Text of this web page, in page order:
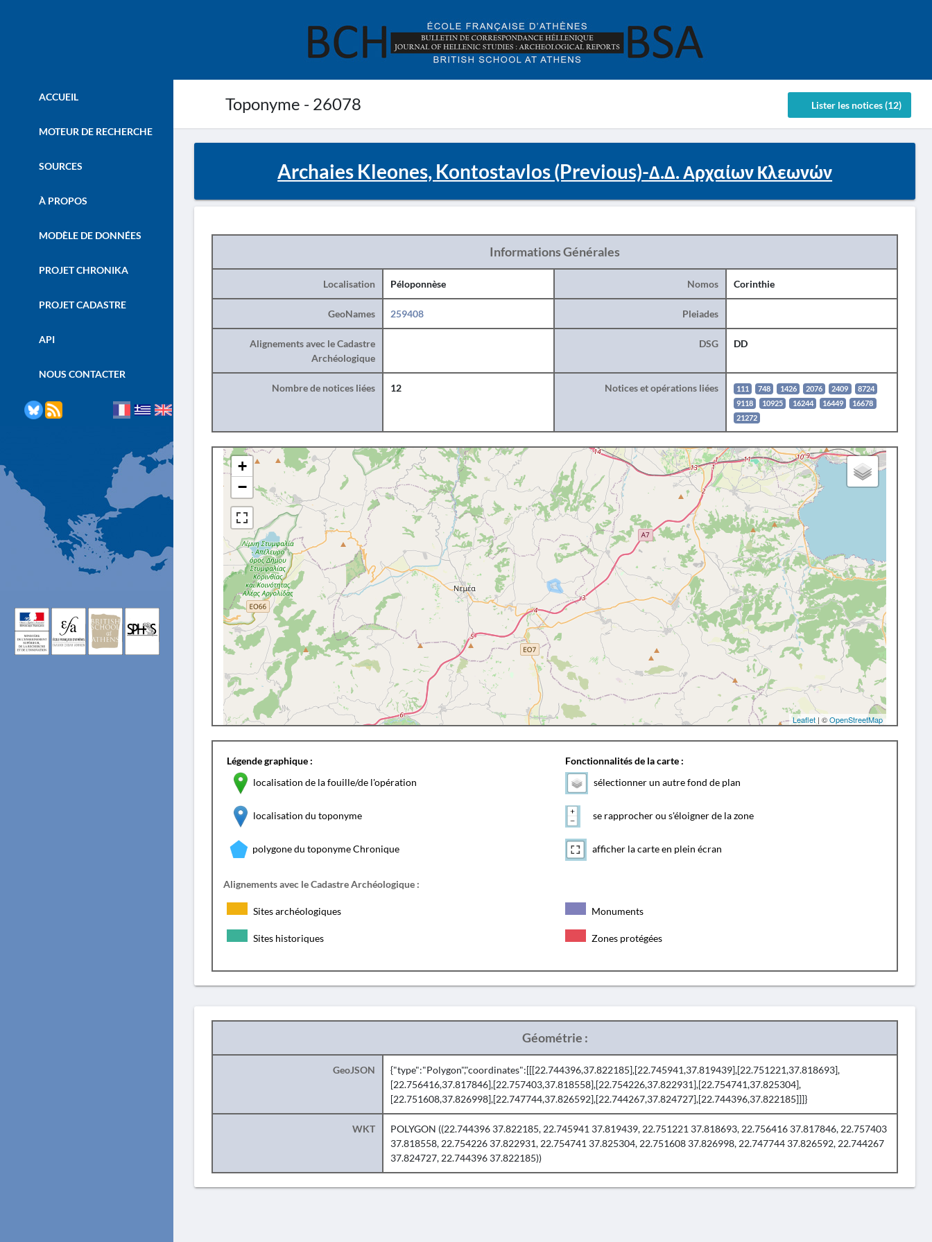
Toponyme - 26078 Lister les notices (12)
ACCUEIL
MOTEUR DE RECHERCHE
SOURCES
À PROPOS
MODÈLE DE DONNÉES
PROJET CHRONIKA
PROJET CADASTRE
API
NOUS CONTACTER
Archaies Kleones, Kontostavlos (Previous)-Δ.Δ. Αρχαίων Κλεωνών
Informations Générales
Localisation Péloponnèse Nomos Corinthie
GeoNames 259408 Pleiades
Alignements avec le Cadastre
Archéologique
DSG DD
Nombre de notices liées 12 Notices et opérations liées 111 748 1426 2076 2409
8724
9118
10925 16244 16449
16678
21272
+
−
Leaflet | ©OpenStreetMap
Légende graphique :
localisation de la fouille/de l'opération
localisation du toponyme
polygone du toponyme Chronique
Fonctionnalités de la carte :
sélectionner un autre fond de plan
se rapprocher ou s'éloigner de la zone
afficher la carte en plein écran
Alignements avec le Cadastre Archéologique :
Sites archéologiques Monuments
Sites historiques Zones protégées
Géométrie :
GeoJSON
{"type":"Polygon","coordinates":[[[22.744396,37.822185],[22.745941,37.819439],[22.751221,37.818693],
[22.756416,37.817846],[22.757403,37.818558],[22.754226,37.822931],[22.754741,37.825304],
[22.751608,37.826998],[22.747744,37.826592],[22.744267,37.824727],[22.744396,37.822185]]]}
WKT
POLYGON ((22.744396 37.822185, 22.745941 37.819439, 22.751221 37.818693, 22.756416 37.817846, 22.757403
37.818558, 22.754226 37.822931, 22.754741 37.825304, 22.751608 37.826998, 22.747744 37.826592, 22.744267
37.824727, 22.744396 37.822185))